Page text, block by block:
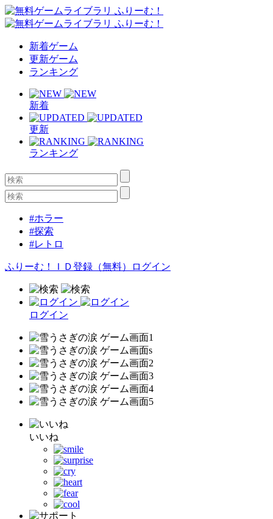
新着ゲーム
更新ゲーム
ランキング
新着
更新
ランキング
#ホラー
#探索
#レトロ
ふりーむ！ＩＤ登録（無料） ログイン
ログイン
いいね